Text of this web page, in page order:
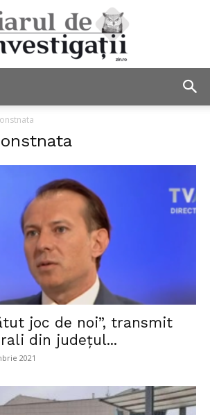
Investigații
joc de noi”, transmit
din județul...
2021